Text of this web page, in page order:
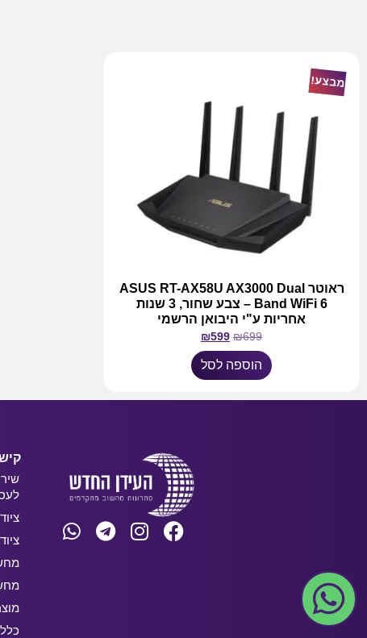
מבצע!
ראוטר ASUS RT-AX58U AX3000 Dual
Band WiFi 6 – צבע שחור, 3 שנות
אחריות ע"י היבואן הרשמי
₪699
₪599
הוספה לסל